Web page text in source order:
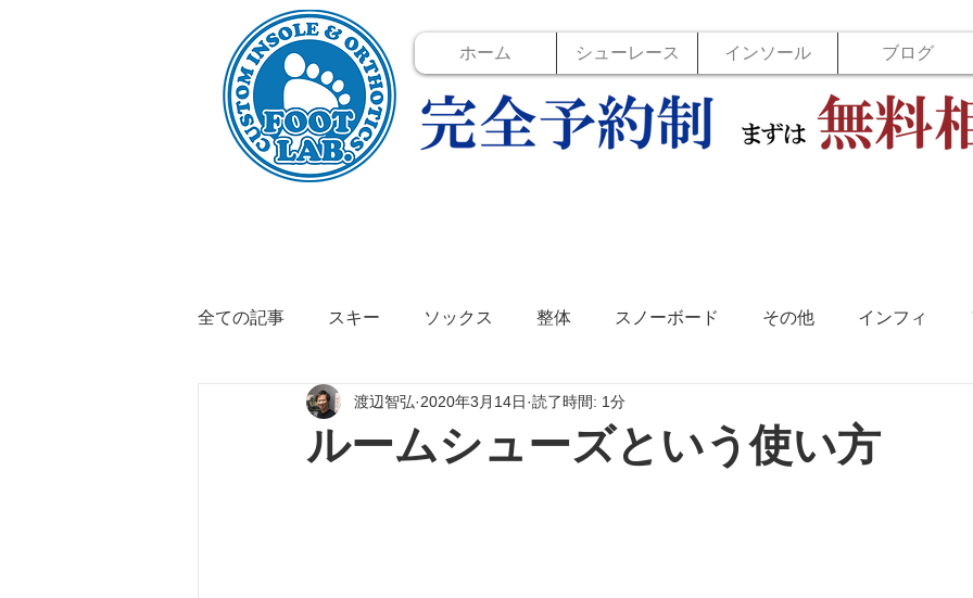
ホーム シューレース インソール ブログ
全ての記事 スキー ソックス 整体 スノーボード その他 インフィ
イベント インソール フットラボ
ルームシューズという使い方
渡辺智弘 2020年3月14日 読了時間: 1分